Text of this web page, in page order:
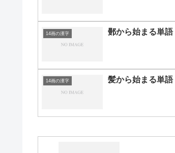
14画の漢字 鄤から始まる単語
14画の漢字 髪から始まる単語